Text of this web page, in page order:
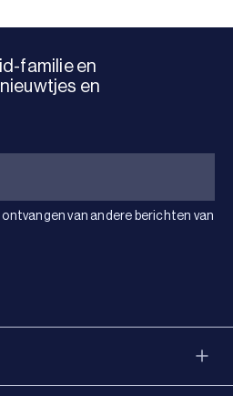
familie en
en
ontvangen van andere berichten van